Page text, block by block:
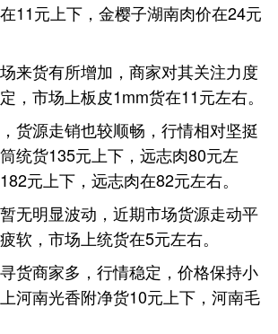
11元上下，金樱子湖南肉价在24元
来货有所增加，商家对其关注力度
，市场上板皮1mm货在11元左右。
货源走销也较顺畅，行情相对坚挺
统货135元上下，远志肉80元左
元上下，远志肉在82元左右。
无明显波动，近期市场货源走动平
软，市场上统货在5元左右。
货商家多，行情稳定，价格保持小
河南光香附净货10元上下，河南毛